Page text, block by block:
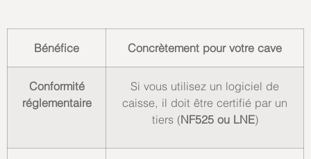
Bénéfice Concrètement pour votre cave
Conformité
réglementaire
Si vous utilisez un logiciel de
caisse, il doit être certifié par un
tiers (NF525 ou LNE)